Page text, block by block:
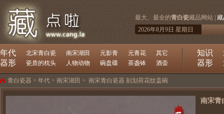
最大、最全的青白瓷藏品网站 |
2026年8月9日 星期日
年代 北宋青白瓷 南宋湖田 元影青 元青花 其它
器形 瓷质的枕头 人物动物 碗盘碟 茶盏钵 酒壶
知识
器形
青白瓷器 > 年代 > 南宋湖田 > 南宋青白瓷器 刻划荷花纹盖碗
南宋青